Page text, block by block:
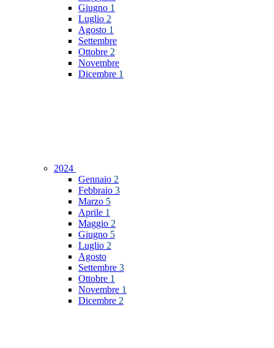
Giugno 1
Luglio 2
Agosto 1
Settembre
Ottobre 2
Novembre
Dicembre 1
2024
Gennaio 2
Febbraio 3
Marzo 5
Aprile 1
Maggio 2
Giugno 5
Luglio 2
Agosto
Settembre 3
Ottobre 1
Novembre 1
Dicembre 2